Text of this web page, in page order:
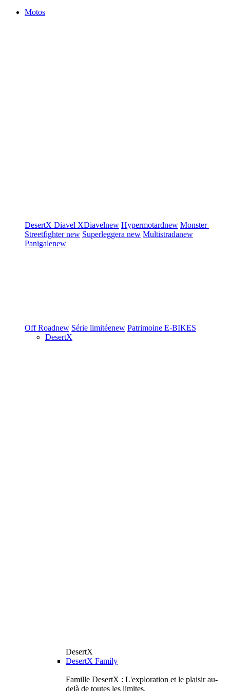
Motos
DesertX Diavel XDiavelnew Hypermotardnew Monster
Streetfighternew Superleggera new Multistradanew
Panigalenew
Off Roadnew Série limitéenew Patrimoine E-BIKES
DesertX
DesertX
DesertX Family
Famille DesertX : L'exploration et le plaisir au-
delà de toutes les limites.